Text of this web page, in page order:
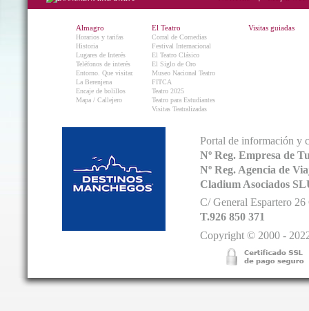
Almagro
Horarios y tarifas
Historia
Lugares de Interés
Teléfonos de interés
Entorno. Que visitar.
La Berenjena
Encaje de bolillos
Mapa / Callejero
El Teatro
Corral de Comedias
Festival Internacional
El Teatro Clásico
El Siglo de Oro
Museo Nacional Teatro
FITCA
Teatro 2025
Teatro para Estudiantes
Visitas Teatralizadas
Visitas guiadas
Portal de información y
Nº Reg. Empresa de
Nº Reg. Agencia de
Cladium Asociados
C/ General Espartero
T.926 850 371
Copyright © 2000 -